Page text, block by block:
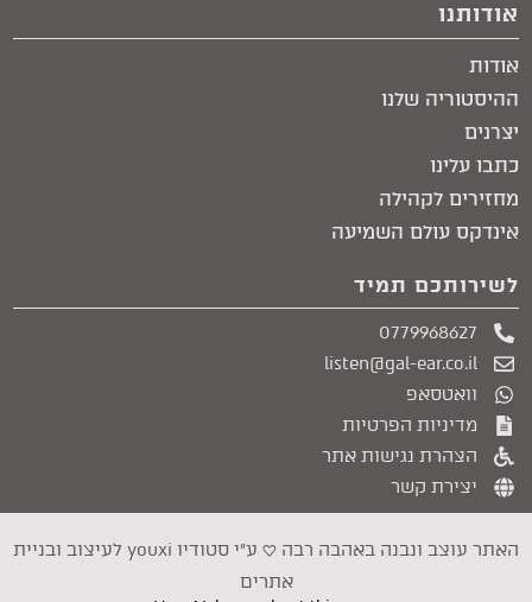
אודותנו
אודות
ההיסטוריה שלנו
יצרנים
כתבו עלינו
מחזירים לקהילה
אינדקס עולם השמיעה
לשירותכם תמיד
0779968627
listen@gal-ear.co.il
וואטסאפ
מדיניות הפרטיות
הצהרת נגישות אתר
יצירת קשר
האתר עוצב ונבנה באהבה רבה ♥︎ ע״י סטודיו youxi לעיצוב ובניית
אתרים